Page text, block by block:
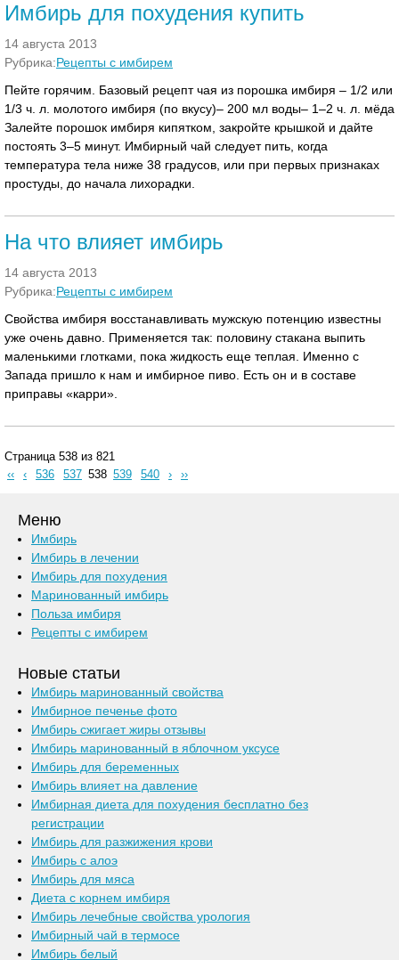
Имбирь для похудения купить
14 августа 2013
Рубрика:Рецепты с имбирем
Пейте горячим. Базовый рецепт чая из порошка имбиря – 1/2 или
1/3 ч. л. молотого имбиря (по вкусу)– 200 мл воды– 1–2 ч. л. мёда
Залейте порошок имбиря кипятком, закройте крышкой и дайте
постоять 3–5 минут. Имбирный чай следует пить, когда
температура тела ниже 38 градусов, или при первых признаках
простуды, до начала лихорадки.
На что влияет имбирь
14 августа 2013
Рубрика:Рецепты с имбирем
Свойства имбиря восстанавливать мужскую потенцию известны
уже очень давно. Применяется так: половину стакана выпить
маленькими глотками, пока жидкость еще теплая. Именно с
Запада пришло к нам и имбирное пиво. Есть он и в составе
приправы «карри».
Страница 538 из 821
‹‹
‹ 536 537 538 539 540 › ››
Меню
Имбирь
Имбирь в лечении
Имбирь для похудения
Маринованный имбирь
Польза имбиря
Рецепты с имбирем
Новые статьи
Имбирь маринованный свойства
Имбирное печенье фото
Имбирь сжигает жиры отзывы
Имбирь маринованный в яблочном уксусе
Имбирь для беременных
Имбирь влияет на давление
Имбирная диета для похудения бесплатно без
регистрации
Имбирь для разжижения крови
Имбирь с алоэ
Имбирь для мяса
Диета с корнем имбиря
Имбирь лечебные свойства урология
Имбирный чай в термосе
Имбирь белый